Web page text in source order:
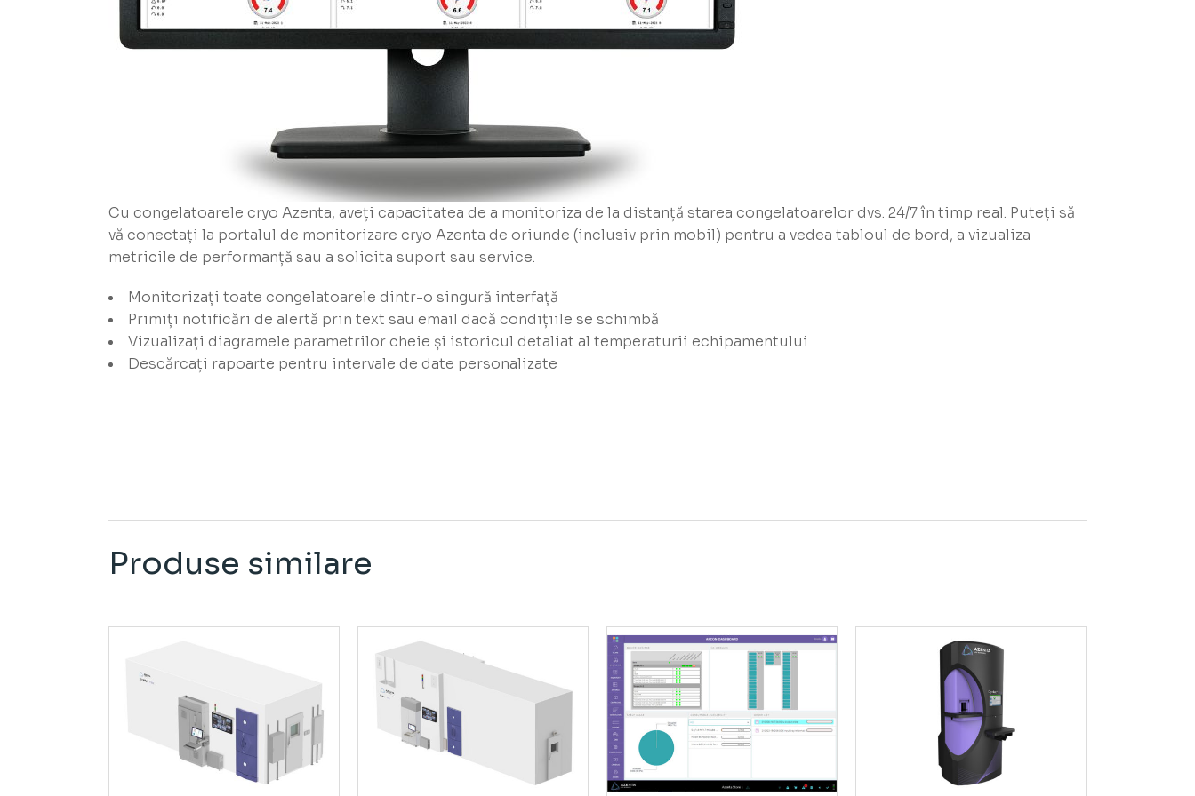
Cu congelatoarele cryo Azenta, aveți capacitatea de a monitoriza de la distanță starea congelatoarelor dvs. 24/7 în timp real. Puteți să
vă conectați la portalul de monitorizare cryo Azenta de oriunde (inclusiv prin mobil) pentru a vedea tabloul de bord, a vizualiza
metricile de performanță sau a solicita suport sau service.
Monitorizați toate congelatoarele dintr-o singură interfață
Primiți notificări de alertă prin text sau email dacă condițiile se schimbă​
Vizualizați diagramele parametrilor cheie și istoricul detaliat al temperaturii echipamentului​
Descărcați rapoarte pentru intervale de date personalizate​
Produse similare